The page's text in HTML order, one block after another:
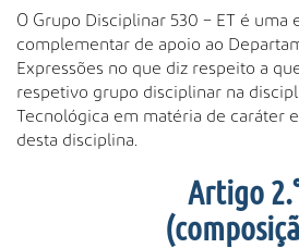
O Grupo Disciplinar 530 – ET é uma
complementar de apoio ao
Expressões no que diz respeito a
respetivo grupo disciplinar na
Tecnológica em matéria de caráter
desta disciplina.
Artigo